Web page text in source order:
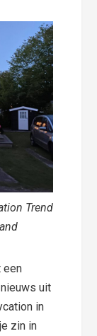
Trend
een
uit
in
zin in